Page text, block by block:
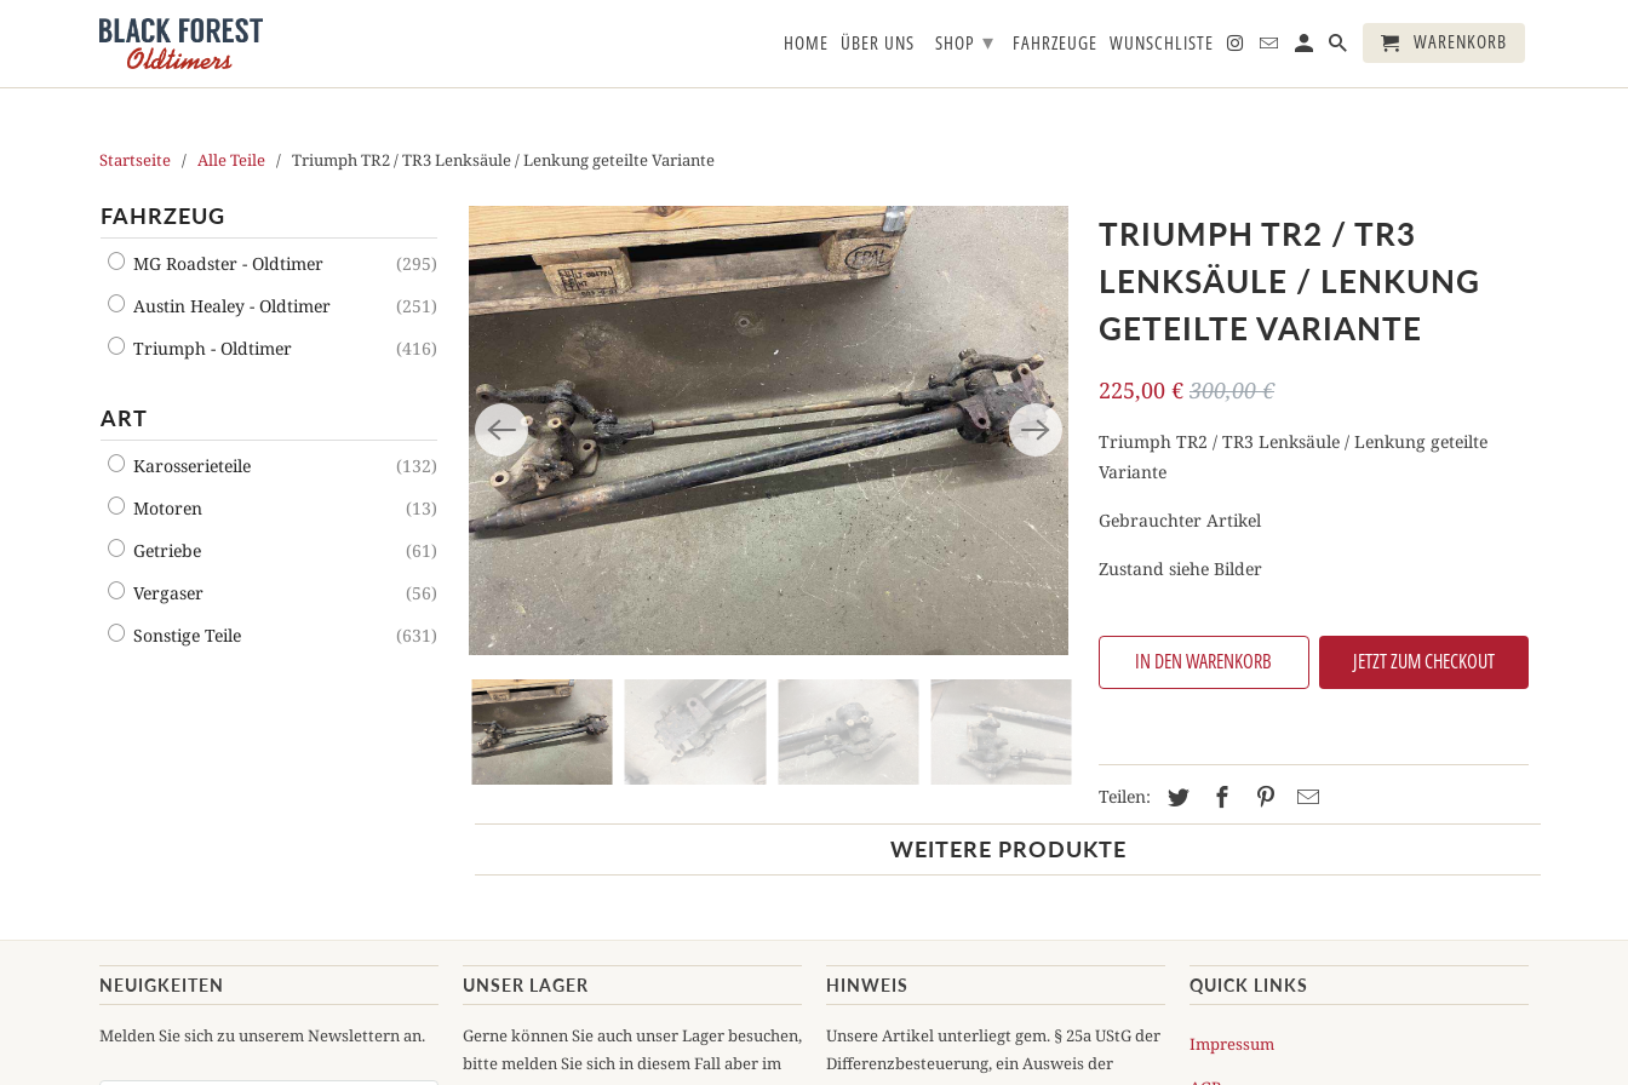
Startseite / Alle Teile / Triumph TR2 / TR3 Lenksäule / Lenkung geteilte Variante
FAHRZEUG
MG Roadster - Oldtimer
(295)
Austin Healey - Oldtimer
(251)
Triumph - Oldtimer
(416)
ART
Karosserieteile
(132)
Motoren
(13)
Getriebe
(61)
Vergaser
(56)
Sonstige Teile
(631)
TRIUMPH TR2 / TR3
LENKSÄULE / LENKUNG
GETEILTE VARIANTE
225,00 € 300,00 €
Triumph TR2 / TR3 Lenksäule / Lenkung geteilte
Variante
Gebrauchter Artikel
Zustand siehe Bilder
IN DEN WARENKORB JETZT ZUM CHECKOUT
Teilen:
WEITERE PRODUKTE
NEUIGKEITEN
Melden Sie sich zu unserem Newslettern an.
UNSER LAGER
Gerne können Sie auch unser Lager besuchen,
bitte melden Sie sich in diesem Fall aber im
HINWEIS
Unsere Artikel unterliegt gem. § 25a UStG der
Differenzbesteuerung, ein Ausweis der
QUICK LINKS
Impressum
HOME ÜBER UNS SHOP ▾ FAHRZEUGE WUNSCHLISTE WARENKORB